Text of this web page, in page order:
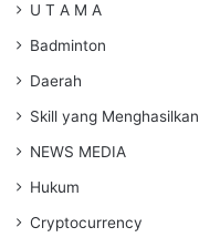
U T A M A
Badminton
Daerah
Skill yang Menghasilkan
NEWS MEDIA
Hukum
Cryptocurrency